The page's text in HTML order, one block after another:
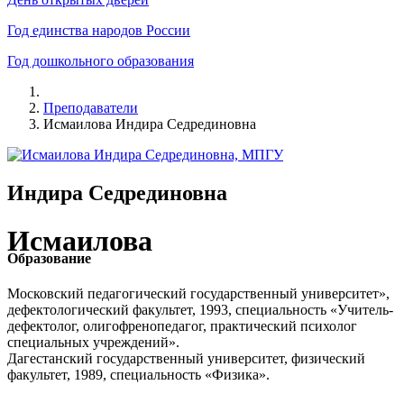
Год единства народов России
Год дошкольного образования
Преподаватели
Исмаилова Индира Седрединовна
Индира Седрединовна
Исмаилова
Образование
Московский педагогический государственный университет»,
дефектологический факультет, 1993, специальность «Учитель-
дефектолог, олигофренопедагог, практический психолог
специальных учреждений».
Дагестанский государственный университет, физический
факультет, 1989, специальность «Физика».